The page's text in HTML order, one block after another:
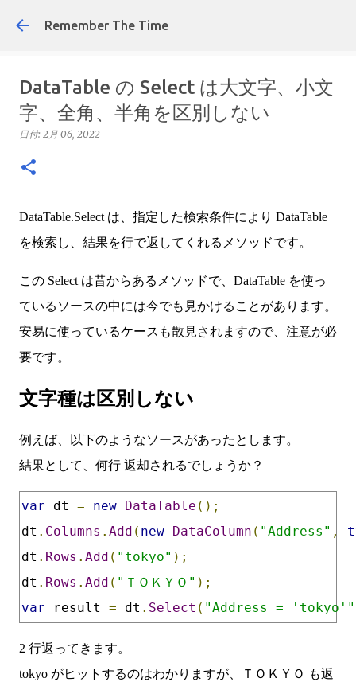
スキップしてメイン コンテンツに移動
Remember The Time
DataTable の Select は大文字、小文
字、全角、半角を区別しない
日付: 2月 06, 2022
DataTable.Select は、指定した検索条件により DataTable
を検索し、結果を行で返してくれるメソッドです。
この Select は昔からあるメソッドで、DataTable を使っ
ているソースの中には今でも見かけることがあります。
安易に使っているケースも散見されますので、注意が必
要です。
文字種は区別しない
例えば、以下のようなソースがあったとします。
結果として、何行 返却されるでしょうか？
var dt = new DataTable ();
dt . Columns . Add ( new DataColumn ( "Address" ,
dt . Rows . Add ( "tokyo" );
dt . Rows . Add ( "ＴＯＫＹＯ" );
var result = dt . Select ( "Address = 'tokyo'"
2 行返ってきます。
tokyo がヒットするのはわかりますが、ＴＯＫＹＯ も返